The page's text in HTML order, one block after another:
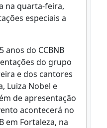
na quarta-feira,
especiais a
anos do CCBNB
do grupo
e dos cantores
Luiza Nobel e
de apresentação
acontecerá no
em Fortaleza, na